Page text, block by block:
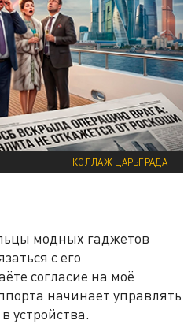
КОЛЛАЖ ЦАРЬГРАДА
модных гаджетов
с его
согласие на моё
начинает управлять
устройства.